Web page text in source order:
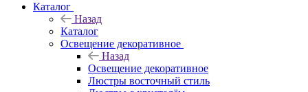
Каталог
Назад
Каталог
Освещение декоративное
Назад
Освещение декоративное
Люстры восточный стиль